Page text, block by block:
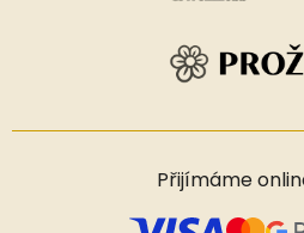
Přijímáme